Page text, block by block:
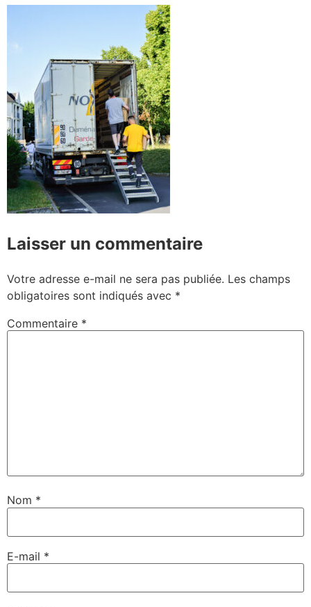
Laisser un commentaire
Votre adresse e-mail ne sera pas publiée. Les champs
obligatoires sont indiqués avec *
Commentaire *
Nom *
E-mail *